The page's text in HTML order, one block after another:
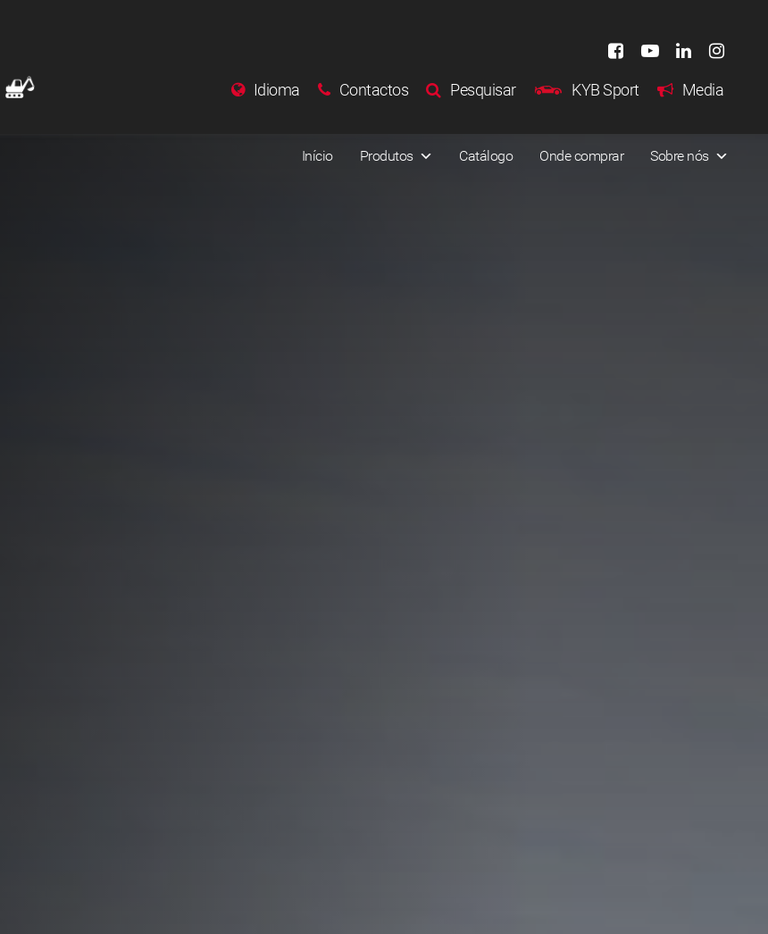
Idioma Contactos Pesquisar KYB Sport Media
Início Produtos Catálogo Onde comprar Sobre nós